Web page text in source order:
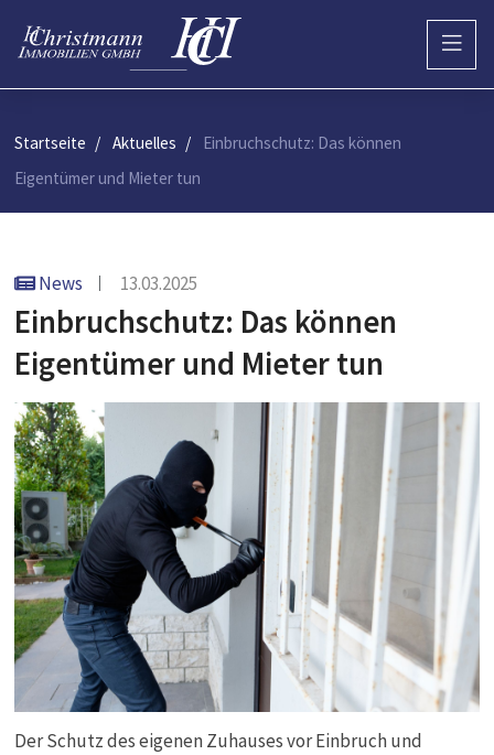
Startseite Aktuelles
Einbruchschutz: Das können
Eigentümer und Mieter tun
News 13.03.2025
Einbruchschutz: Das können
Eigentümer und Mieter tun
Der Schutz des eigenen Zuhauses vor Einbruch und